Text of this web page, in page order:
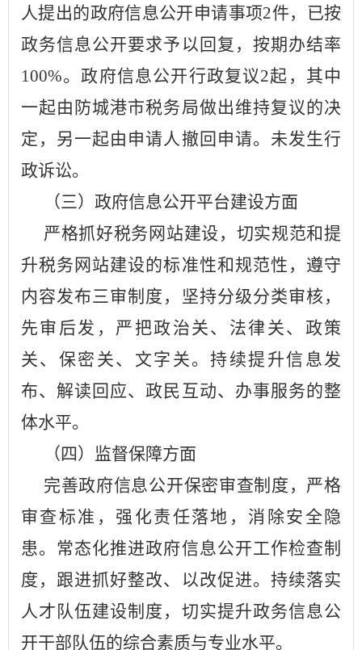
人提出的政府信息公开申请事项2件，已按
政务信息公开要求予以回复 ， 按期办结率
100%。政府信息公开行政复议2起，其中
一起由防城港市税务局做出维持复议的决
定，另一起由申请人撤回申请。 未发生行
政诉讼。
（三）政府信息公开平台建设方面
严格抓好税务网站建设，切实规范和提
升税务网站建设的标准性和规范性，遵守
内容发布三审制度，坚持分级分类审核，
先审后发，严把政治关、法律关、政策
关、保密关、文字关。持续提升信息发
布、解读回应、政民互动、办事服务的整
体水平。
（四）监督保障方面
完善政府信息公开保密审查制度，严格
审查标准，强化责任落地，消除安全隐
患。常态化推进政府信息公开工作检查制
度，跟进抓好整改、以改促进。持续落实
人才队伍建设制度，切实提升政务信息公
开干部队伍的综合素质与专业水平。